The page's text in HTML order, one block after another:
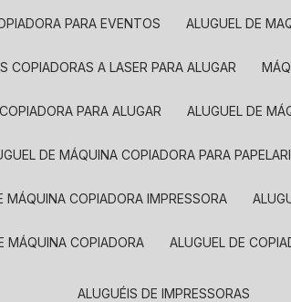
PARA EVENTOS ALUGUEL DE
COPIADORAS A LASER PARA ALUGAR
COPIADORA PARA ALUGAR ALUGUEL DE
DE MÁQUINA COPIADORA PARA
MÁQUINA COPIADORA IMPRESSORA
MÁQUINA COPIADORA ALUGUEL DE
ALUGUÉIS DE IMPRESSORAS